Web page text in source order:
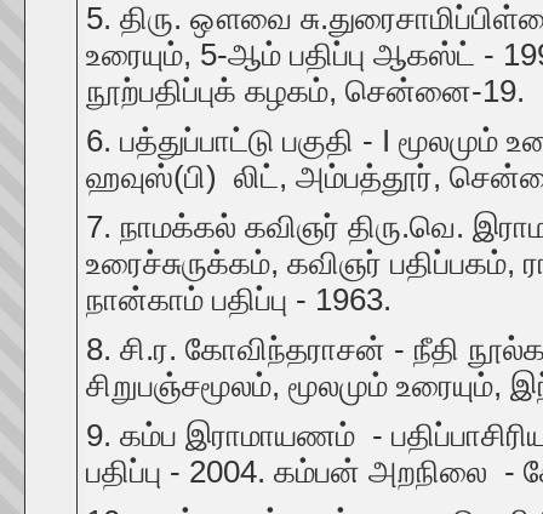
5. திரு. ஔவை
உரையும், 5-ஆம் பதிப்பு ஆகஸ்ட் -
நூற்பதிப்புக் கழகம், சென்னை-19.
6. பத்துப்பாட்டு பகுதி - I மூலமும்
ஹவுஸ்(பி) லிட், அம்பத்தூர்,
7. நாமக்கல் கவிஞர் திரு.வெ.
உரைச்சுருக்கம், கவிஞர் பதிப்பகம்,
நான்காம் பதிப்பு - 1963.
8. சி.ர. கோவிந்தராசன் - நீதி
சிறுபஞ்சமூலம், மூலமும்
9. கம்ப இராமாயணம் -
பதிப்பு - 2004. கம்பன் அறநிலை -